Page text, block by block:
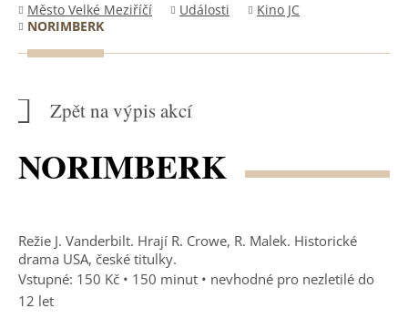
Město Velké Meziříčí Události
Kino JC
NORIMBERK
Zpět na výpis akcí
NORIMBERK
Režie J. Vanderbilt. Hrají R. Crowe, R. Malek. Historické
drama USA, české titulky.
Vstupné: 150 Kč • 150 minut • nevhodné pro nezletilé do
12 let